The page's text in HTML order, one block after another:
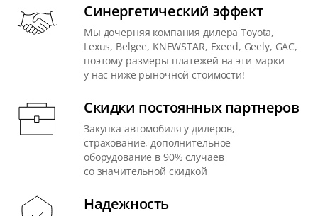
Синергетический эффект
Мы дочерняя компания дилера Toyota,
Lexus, Belgee, KNEWSTAR, Exeed, Geely, GAC,
поэтому размеры платежей на эти марки
у нас ниже рыночной стоимости!
Скидки постоянных партнеров
Закупка автомобиля у дилеров,
страхование, дополнительное
оборудование в 90% случаев
со значительной скидкой
Надежность